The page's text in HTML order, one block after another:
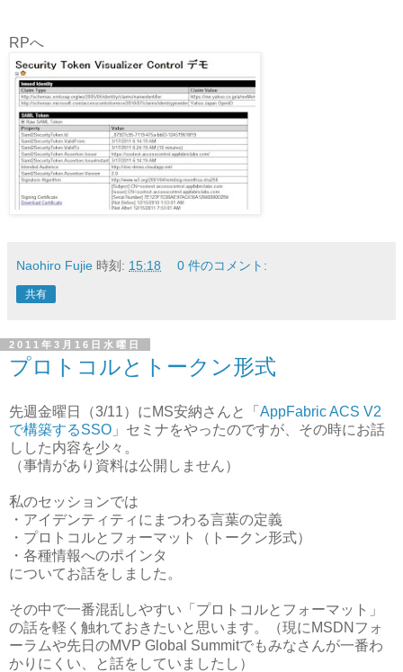
RPへ
Naohiro Fujie 時刻: 15:18 0 件のコメント:
共有
2011年3月16日水曜日
プロトコルとトークン形式
先週金曜日（3/11）にMS安納さんと「 AppFabric ACS V2
で構築するSSO 」セミナをやったのですが、その時にお話
しした内容を少々。
（事情があり資料は公開しません）
私のセッションでは
・アイデンティティにまつわる言葉の定義
・プロトコルとフォーマット（トークン形式）
・各種情報へのポインタ
についてお話をしました。
その中で一番混乱しやすい「プロトコルとフォーマット」
の話を軽く触れておきたいと思います。（現にMSDNフォ
ーラムや先日のMVP Global Summitでもみなさんが一番わ
かりにくい、と話をしていましたし）